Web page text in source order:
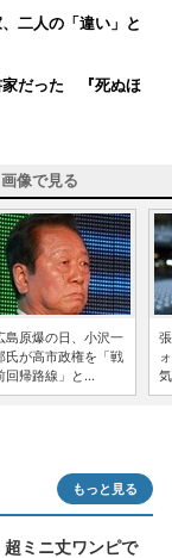
二人の「違い」と
家だった 『死ぬほ
画像で見る
島原爆の日、小沢一
氏が高市政権を「戦
回帰路線」と...
もっと見る
ミニ丈ワンピで